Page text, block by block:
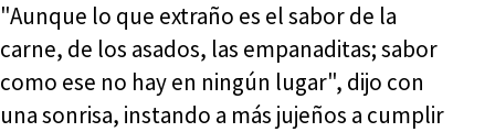
"Aunque lo que extraño es el sabor de la
carne, de los asados, las empanaditas; sabor
como ese no hay en ningún lugar", dijo con
una sonrisa, instando a más jujeños a cumplir